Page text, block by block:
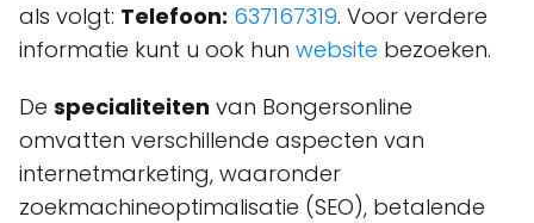
als volgt: Telefoon: 637167319. Voor verdere
informatie kunt u ook hun website bezoeken.
De specialiteiten van Bongersonline
omvatten verschillende aspecten van
internetmarketing, waaronder
zoekmachineoptimalisatie (SEO), betalende